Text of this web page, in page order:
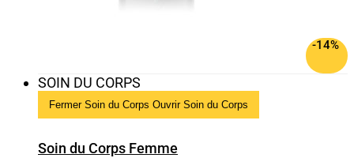
-14%
SOIN DU CORPS
Fermer Soin du Corps Ouvrir Soin du Corps
Soin du Corps Femme